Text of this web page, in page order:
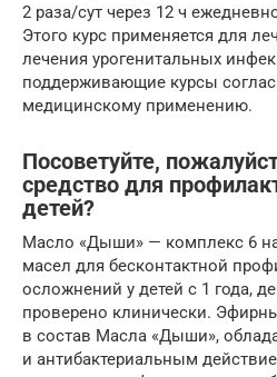
2 раза/сут через 12 ч
Этого курс применяется для
лечения урогенитальных
поддерживающие курсы
медицинскому применению.
Посоветуйте,
средство для
детей?
Масло «Дыши» — комплекс 6
масел для бесконтактной
осложнений у детей с 1 года,
проверено клинически.
в состав Масла «Дыши»,
и антибактериальным